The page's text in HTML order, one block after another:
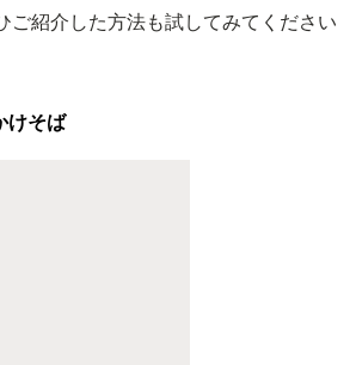
ご紹介した方法も試してみてください
けそば